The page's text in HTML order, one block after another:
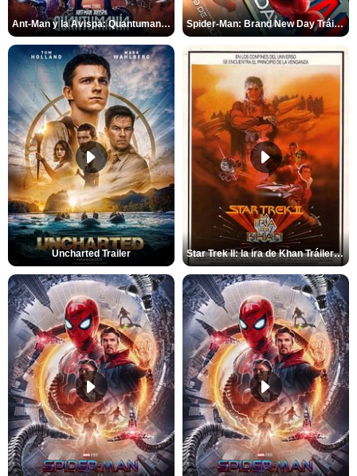
Ant-Man y la Avispa: Quantumanía Tráiler (2) Spider-Man: Brand New Day Tráiler (3)
Uncharted Trailer Star Trek II: la ira de Khan Tráiler VO